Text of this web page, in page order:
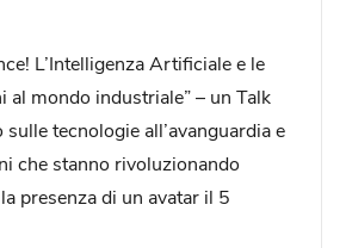
L’Intelligenza Artificiale e le
al mondo industriale” – un Talk
tecnologie all’avanguardia e
che stanno rivoluzionando
presenza di un avatar il 5